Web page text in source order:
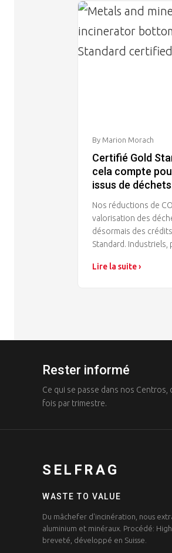
Image
By Marion Morach
Certifié Gold
cela compte
issus de
Nos réductions de
valorisation des
désormais des
Standard.
Lire la suite ›
Rester informé
Ce qui se passe dans nos Centros,
fois par trimestre.
SELFRAG
WASTE TO VALUE
Du mâchefer d'incinération, nous
aluminium et minéraux. Procédé:
breveté, développé en Suisse.